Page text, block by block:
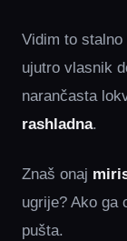
Vidim to
ujutro vlasnik
narančasta
rashladna.
Znaš onaj
ugrije? Ako ga
pušta.